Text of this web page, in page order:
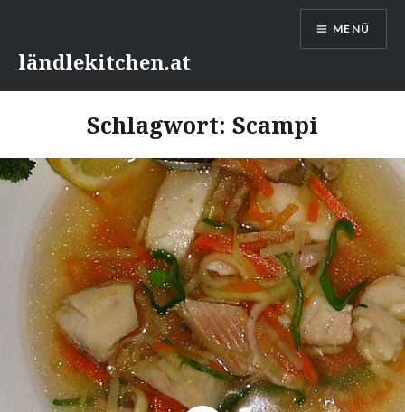
Inhaltländlekitchen.at
MENÜ
Schlagwort: Scampi